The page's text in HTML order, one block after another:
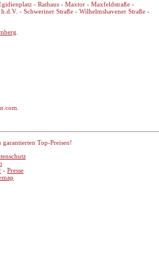
- Rathaus - Maxtor - Maxfeldstraße -
- Schweriner Straße - Wilhelmshavener Straße -
Top-Preisen!
- Presse